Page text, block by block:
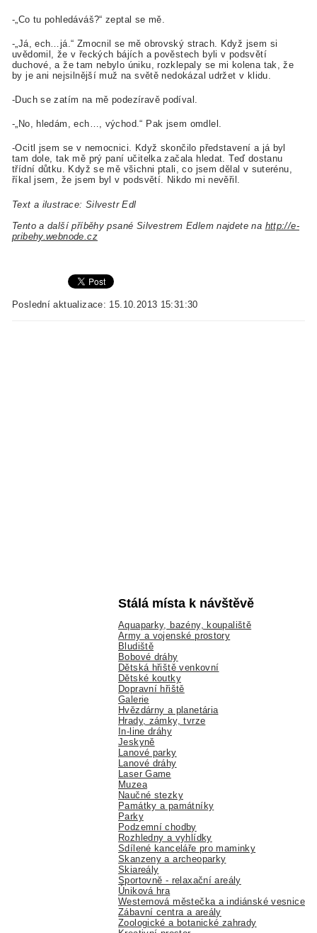
-„Co tu pohledáváš?“ zeptal se mě.
-„Já, ech…já.“ Zmocnil se mě obrovský strach. Když jsem si
uvědomil, že v řeckých bájích a pověstech byli v podsvětí
duchové, a že tam nebylo úniku, rozklepaly se mi kolena tak, že
by je ani nejsilnější muž na světě nedokázal udržet v klidu.
-Duch se zatím na mě podezíravě podíval.
-„No, hledám, ech…, východ.“ Pak jsem omdlel.
-Ocitl jsem se v nemocnici. Když skončilo představení a já byl
tam dole, tak mě prý paní učitelka začala hledat. Teď dostanu
třídní důtku. Když se mě všichni ptali, co jsem dělal v suterénu,
říkal jsem, že jsem byl v podsvětí. Nikdo mi nevěřil.
Text a ilustrace: Silvestr Edl
Tento a další příběhy psané Silvestrem Edlem najdete na http://e-
pribehy.webnode.cz
Poslední aktualizace: 15.10.2013 15:31:30
Stálá místa k návštěvě
Aquaparky, bazény, koupaliště
Army a vojenské prostory
Bludiště
Bobové dráhy
Dětská hřiště venkovní
Dětské koutky
Dopravní hřiště
Galerie
Hvězdárny a planetária
Hrady, zámky, tvrze
In-line dráhy
Jeskyně
Lanové parky
Lanové dráhy
Laser Game
Muzea
Naučné stezky
Památky a památníky
Parky
Podzemní chodby
Rozhledny a vyhlídky
Sdílené kanceláře pro maminky
Skanzeny a archeoparky
Skiareály
Sportovně - relaxační areály
Úniková hra
Westernová městečka a indiánské vesnice
Zábavní centra a areály
Zoologické a botanické zahrady